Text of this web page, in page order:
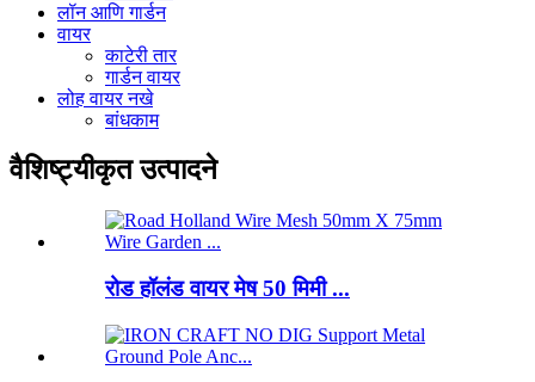
लॉन आणि गार्डन
वायर
काटेरी तार
गार्डन वायर
लोह वायर नखे
बांधकाम
वैशिष्ट्यीकृत उत्पादने
रोड हॉलंड वायर मेष 50 मिमी ...